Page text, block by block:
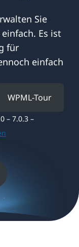
Sie
Es ist
für
einfach
WPML-Tour
– 7.0.3 –